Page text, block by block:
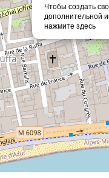
Чтобы создать
дополнительной
нажмите здесь